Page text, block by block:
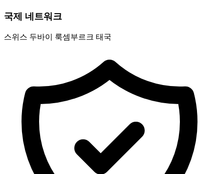
국제 네트워크
스위스 두바이 룩셈부르크 태국